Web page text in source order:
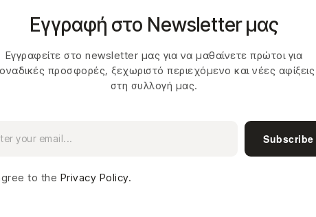
Εγγραφή στο Newsletter μας
Εγγραφείτε στο newsletter μας για να μαθαίνετε πρώτοι για
προσφορές, ξεχωριστό περιεχόμενο και νέες αφίξεις
στη συλλογή μας.
Subscribe
to the Privacy Policy.